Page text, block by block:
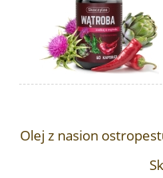
Olej z nasion